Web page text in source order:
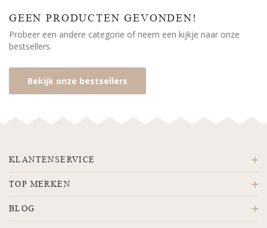
GEEN PRODUCTEN GEVONDEN!
Probeer een andere categorie of neem een kijkje naar onze
bestsellers.
Bekijk onze bestsellers
KLANTENSERVICE
TOP MERKEN
BLOG